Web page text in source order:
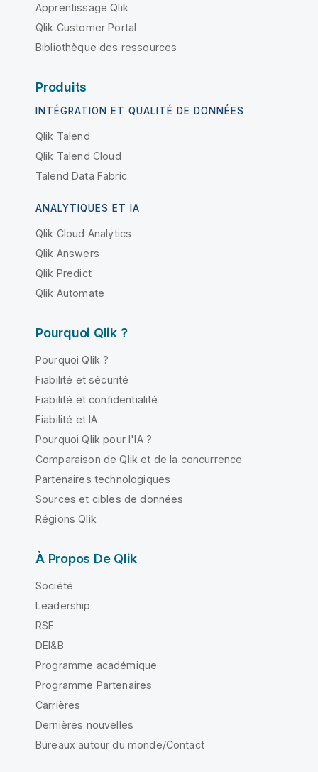
Apprentissage Qlik
Qlik Customer Portal
Bibliothèque des ressources
Produits
INTÉGRATION ET QUALITÉ DE DONNÉES
Qlik Talend
Qlik Talend Cloud
Talend Data Fabric
ANALYTIQUES ET IA
Qlik Cloud Analytics
Qlik Answers
Qlik Predict
Qlik Automate
Pourquoi Qlik ?
Pourquoi Qlik ?
Fiabilité et sécurité
Fiabilité et confidentialité
Fiabilité et IA
Pourquoi Qlik pour l'IA ?
Comparaison de Qlik et de la concurrence
Partenaires technologiques
Sources et cibles de données
Régions Qlik
À Propos De Qlik
Société
Leadership
RSE
DEI&B
Programme académique
Programme Partenaires
Carrières
Dernières nouvelles
Bureaux autour du monde/Contact